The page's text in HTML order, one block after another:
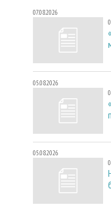
07.08.2026
05.08.2026
05.08.2026